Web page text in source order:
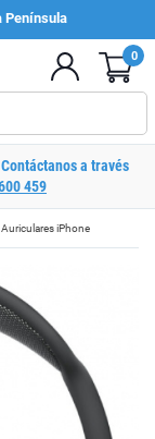
Península
0
a través
459
Auriculares iPhone